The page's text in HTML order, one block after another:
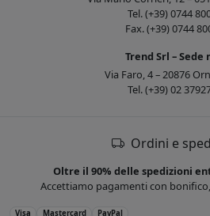
Tel. (+39) 0744
Fax. (+39) 0744
Trend Srl – Sede
Via Faro, 4 – 20876
Tel. (+39) 02
Ordini e
Oltre il 90% delle spedizioni
Accettiamo pagamenti con
Visa Mastercard PayPal